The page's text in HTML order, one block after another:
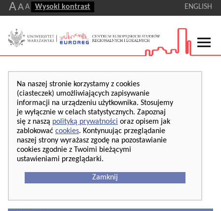
AA A Wysoki kontrast ENGLISH
Na naszej stronie korzystamy z cookies
(ciasteczek) umożliwiających zapisywanie
informacji na urządzeniu użytkownika. Stosujemy
je wyłącznie w celach statystycznych. Zapoznaj
się z naszą polityką prywatności oraz opisem jak
zablokować cookies. Kontynuując przeglądanie
naszej strony wyrażasz zgodę na pozostawianie
cookies zgodnie z Twoimi bieżącymi
ustawieniami przeglądarki.
Zamknij